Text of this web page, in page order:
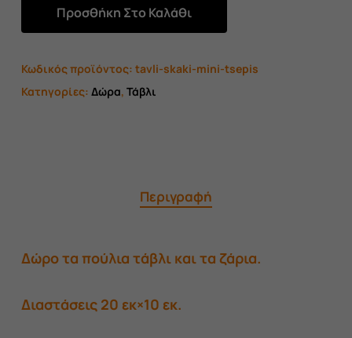
Προσθήκη Στο Καλάθι
Κωδικός προϊόντος: tavli-skaki-mini-tsepis
Κατηγορίες: Δώρα, Τάβλι
Περιγραφή
Δώρο τα πούλια τάβλι και τα ζάρια.
Διαστάσεις 20 εκ×10 εκ.